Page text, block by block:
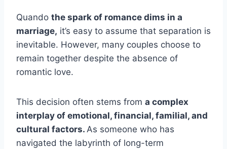
Quando the spark of romance dims in a
marriage, it’s easy to assume that separation is
inevitable. However, many couples choose to
remain together despite the absence of
romantic love.
This decision often stems from a complex
interplay of emotional, financial, familial, and
cultural factors. As someone who has
navigated the labyrinth of long-term